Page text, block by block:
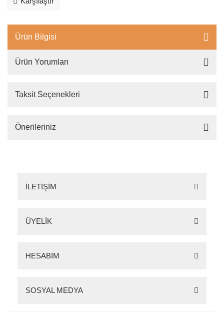
Ürün Bilgisi
Ürün Yorumları
Taksit Seçenekleri
Önerileriniz
İLETİŞİM
ÜYELİK
HESABIM
SOSYAL MEDYA